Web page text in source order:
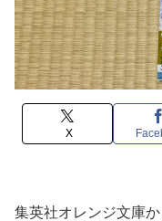
X
集英社オレンジ文庫